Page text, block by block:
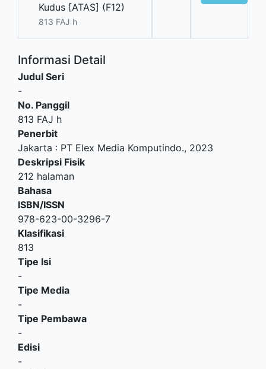
Kudus [ATAS] (F12)
813 FAJ h
Informasi Detail
Judul Seri
-
No. Panggil
813 FAJ h
Penerbit
Jakarta : PT Elex Media Komputindo., 2023
Deskripsi Fisik
212 halaman
Bahasa
ISBN/ISSN
978-623-00-3296-7
Klasifikasi
813
Tipe Isi
-
Tipe Media
-
Tipe Pembawa
-
Edisi
-